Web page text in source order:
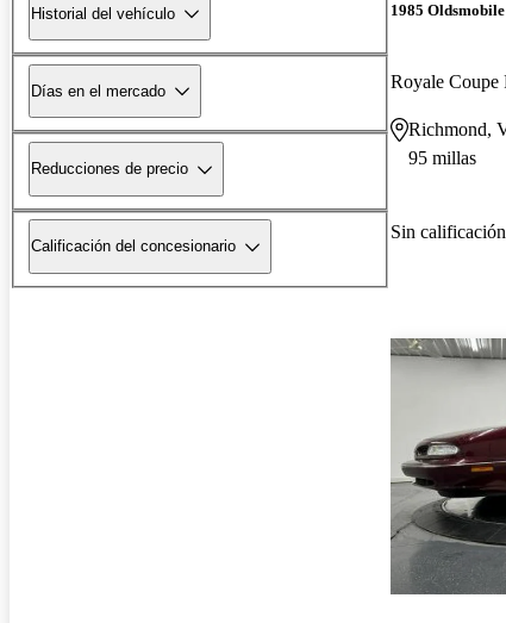
Historial del vehículo
Días en el mercado
Reducciones de precio
Calificación del concesionario
1985
Royale Coupe
Richmond,
95 millas
Sin calificación